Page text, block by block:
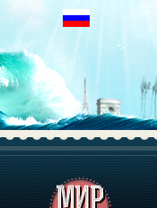
О ПРОГРАММЕ
ОЦЕНКА ХАРАКТЕРA ЧЕЛОВЕКА